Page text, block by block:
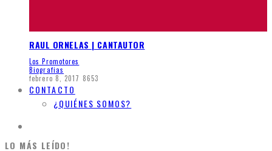
RAUL ORNELAS | CANTAUTOR
Los Promotores
Biografias
febrero 8, 2017 8653
CONTACTO
¿QUIÉNES SOMOS?
LO MÁS LEÍDO!